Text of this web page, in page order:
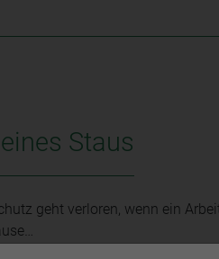
Staus
geht verloren, wenn ein